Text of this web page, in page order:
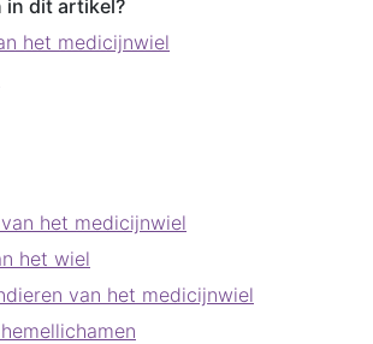
in dit artikel?
het medicijnwiel
het medicijnwiel
het wiel
van het medicijnwiel